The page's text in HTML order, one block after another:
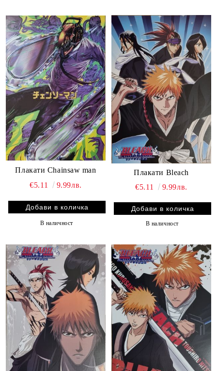
Плакати Chainsaw man
€5.11
9.99лв.
В наличност
Плакати Bleach
€5.11
9.99лв.
В наличност